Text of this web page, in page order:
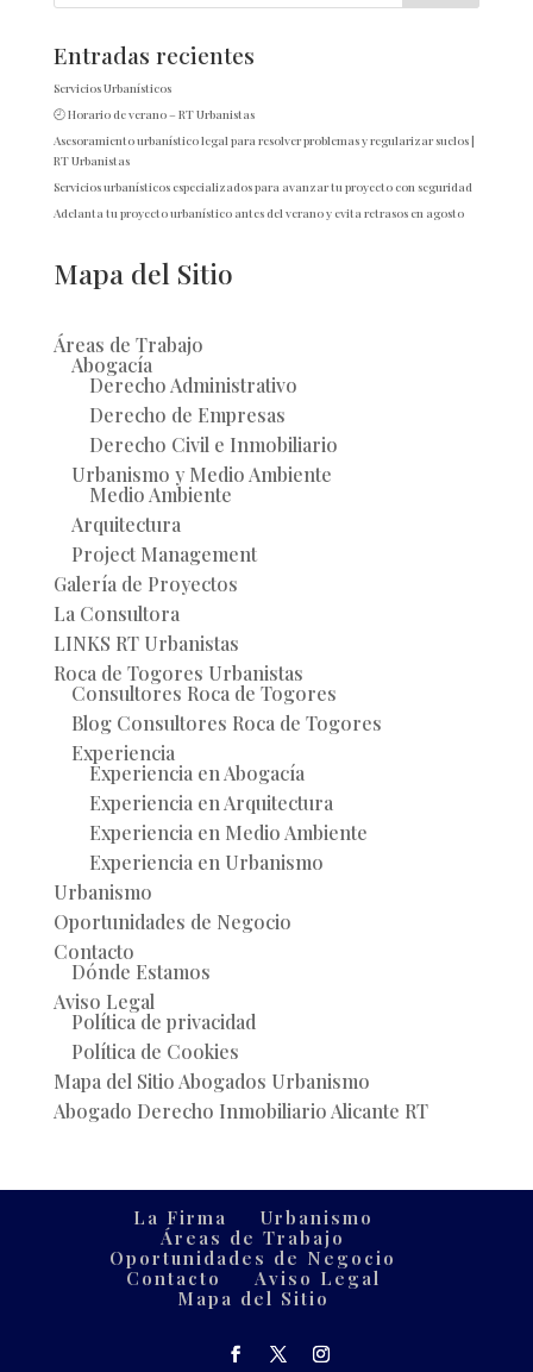
Entradas recientes
Servicios Urbanísticos
🕘 Horario de verano – RT Urbanistas
Asesoramiento urbanístico legal para resolver problemas y regularizar suelos |
RT Urbanistas
Servicios urbanísticos especializados para avanzar tu proyecto con seguridad
Adelanta tu proyecto urbanístico antes del verano y evita retrasos en agosto
Mapa del Sitio
Áreas de Trabajo
Abogacía
Derecho Administrativo
Derecho de Empresas
Derecho Civil e Inmobiliario
Urbanismo y Medio Ambiente
Medio Ambiente
Arquitectura
Project Management
Galería de Proyectos
La Consultora
LINKS RT Urbanistas
Roca de Togores Urbanistas
Consultores Roca de Togores
Blog Consultores Roca de Togores
Experiencia
Experiencia en Abogacía
Experiencia en Arquitectura
Experiencia en Medio Ambiente
Experiencia en Urbanismo
Urbanismo
Oportunidades de Negocio
Contacto
Dónde Estamos
Aviso Legal
Política de privacidad
Política de Cookies
Mapa del Sitio Abogados Urbanismo
Abogado Derecho Inmobiliario Alicante RT
La Firma
Urbanismo
Áreas de Trabajo
Oportunidades de Negocio
Contacto
Aviso Legal
Mapa del Sitio